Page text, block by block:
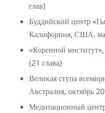
глав)
Буддийский центр
Калифорния, США,
«Коренной
(21 глава)
Великая ступа
Австралия, октябрь
Медитационный